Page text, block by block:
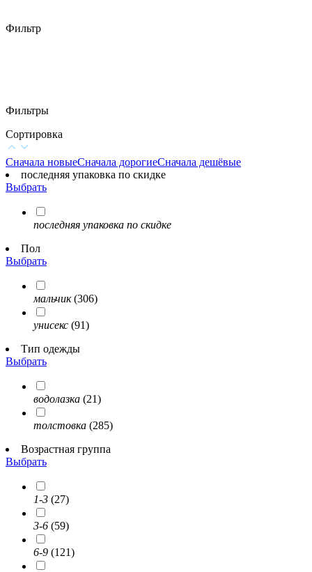
Фильтр
Фильтры
Сортировка
Сначала новыеСначала дорогиеСначала дешёвые
последняя упаковка по скидке
Выбрать
последняя упаковка по скидке
Пол
Выбрать
мальчик(306)
унисекс (91)
Тип одежды
Выбрать
водолазка (21)
толстовка (285)
Возрастная группа
Выбрать
1-3 (27)
3-6 (59)
6-9 (121)